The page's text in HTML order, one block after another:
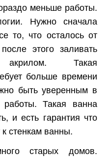
меньше работы.
Нужно сначала
то, что осталось от
этого заливать
Такая
больше времени
быть уверенным в
работы. Такая ванна
и есть гарантия что
стенкам ванны.
старых домов.